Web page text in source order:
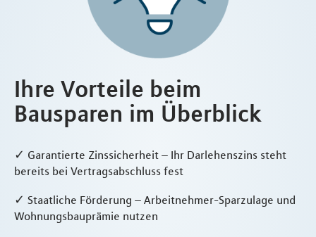
Ihre Vorteile beim
Bausparen im Überblick
✓ Garantierte Zinssicherheit – Ihr Darlehenszins steht
bereits bei Vertragsabschluss fest
✓ Staatliche Förderung – Arbeitnehmer-Sparzulage und
Wohnungsbauprämie nutzen